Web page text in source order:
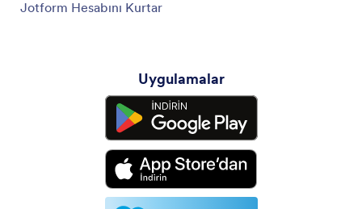
Jotform Hesabını Kurtar
Uygulamalar